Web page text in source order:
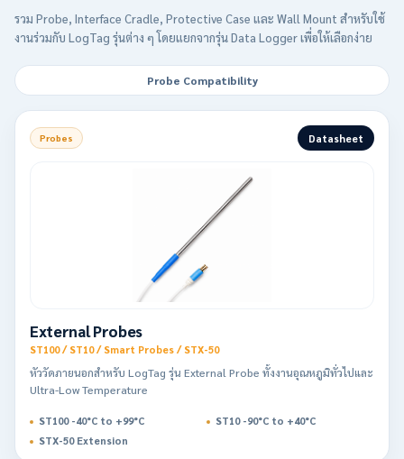
รวม Probe, Interface Cradle, Protective Case และ Wall Mount สำหรับใช้
งานร่วมกับ LogTag รุ่นต่าง ๆ โดยแยกจากรุ่น Data Logger เพื่อให้เลือกง่าย
Probe Compatibility
Probes Datasheet
External Probes
ST100 / ST10 / Smart Probes / STX-50
หัววัดภายนอกสำหรับ LogTag รุ่น External Probe ทั้งงานอุณหภูมิทั่วไปและ
Ultra-Low Temperature
ST100 -40°C to +99°C
ST10 -90°C to +40°C
STX-50 Extension